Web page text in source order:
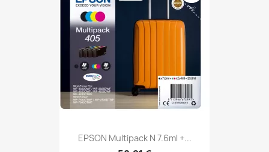
EPSON Multipack N 7.6ml +...